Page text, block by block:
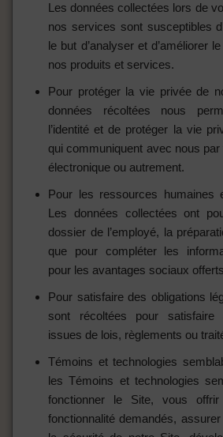
Les données collectées lors de
nos services sont susceptibles
le but d’analyser et d’améliorer
nos produits et services.
Pour protéger la vie privée de
données récoltées nous
l’identité et de protéger la vie
qui communiquent avec nous
électronique ou autrement.
Pour les ressources humaines
Les données collectées ont
dossier de l’employé, la
que pour compléter les
pour les avantages sociaux
Pour satisfaire des obligations
sont récoltées pour satisfaire
issues de lois, règlements ou
Témoins et technologies
les Témoins et technologies
fonctionner le Site, vous
fonctionnalité demandés,